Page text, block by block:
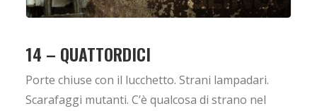
14 – QUATTORDICI
Porte chiuse con il lucchetto. Strani lampadari.
Scarafaggi mutanti. C’è qualcosa di strano nel